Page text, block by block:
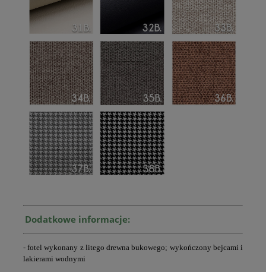
Dodatkowe informacje:
- fotel wykonany z litego drewna bukowego; wykończony bejcami i
lakierami wodnymi